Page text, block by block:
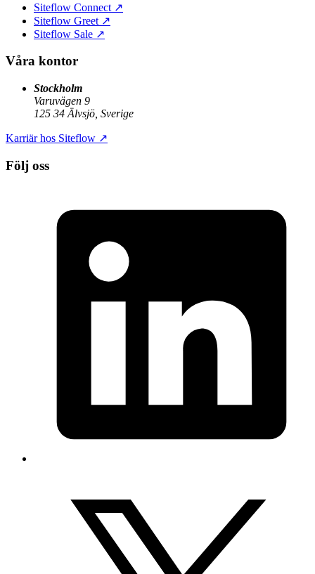
Siteflow Connect ↗
Siteflow Greet ↗
Siteflow Sale ↗
Våra kontor
Stockholm
Varuvägen 9
125 34 Älvsjö, Sverige
Karriär hos Siteflow ↗
Följ oss